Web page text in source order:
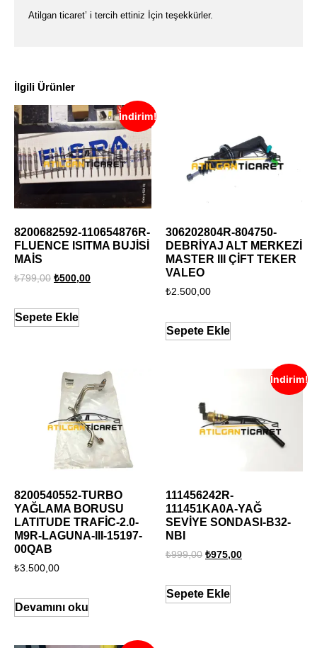
Atilgan ticaret’ i tercih ettiniz İçin teşekkürler.
İlgili Ürünler
İndirim!
8200682592-110654876R-
FLUENCE ISITMA BUJİSİ
MAİS
₺799,00 ₺500,00
Sepete Ekle
306202804R-804750-
DEBRİYAJ ALT MERKEZİ
MASTER III ÇİFT TEKER
VALEO
₺2.500,00
Sepete Ekle
8200540552-TURBO
YAĞLAMA BORUSU
LATITUDE TRAFİC-2.0-
M9R-LAGUNA-III-15197-
00QAB
₺3.500,00
Devamını oku
İndirim!
111456242R-
111451KA0A-YAĞ
SEVİYE SONDASI-B32-
NBI
₺999,00 ₺975,00
Sepete Ekle